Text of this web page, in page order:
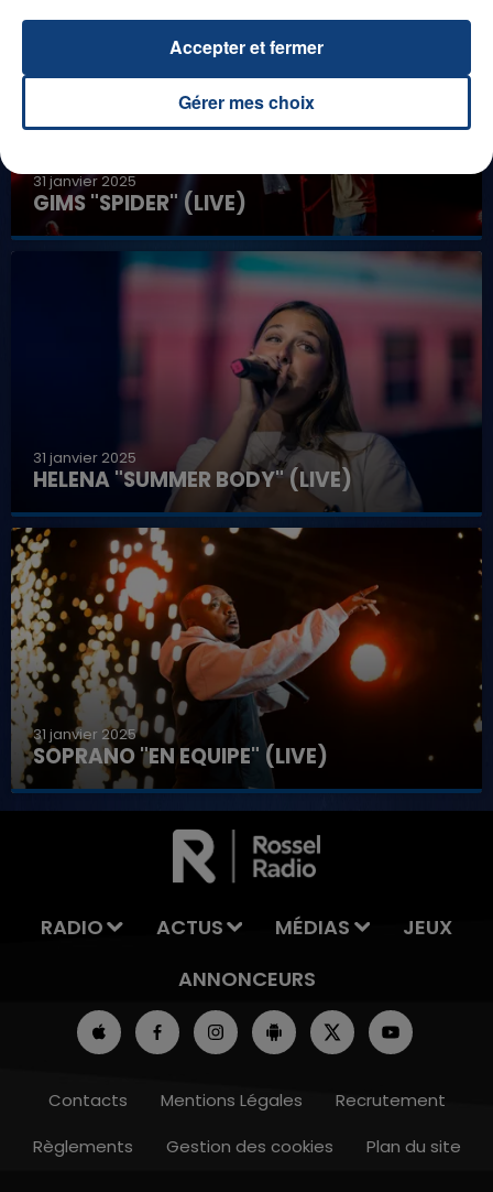
LA TEAM DE L'ÉTÉ
31 janvier 2025
GIMS "SPIDER" (LIVE)
31 janvier 2025
HELENA "SUMMER BODY" (LIVE)
31 janvier 2025
SOPRANO "EN EQUIPE" (LIVE)
RADIO ACTUS MÉDIAS
JEUX
ANNONCEURS
Contacts Mentions Légales
Recrutement
Règlements
Gestion des cookies Plan du site
Gérer mes choix
Accepter et fermer